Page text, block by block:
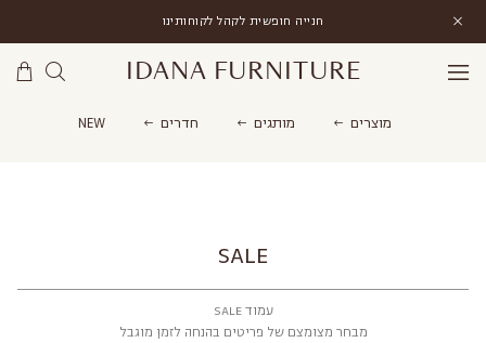
חנייה חופשית לקהל לקוחותינו
IDANA FURNITURE
IDANA FURNITURE
מוצרים מותגים חדרים NEW
SALE
עמוד SALE
מבחר מצומצם של פריטים בהנחה לזמן מוגבל